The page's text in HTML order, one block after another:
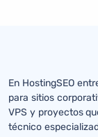
En HostingSEO
para sitios
VPS y proyectos
técnico